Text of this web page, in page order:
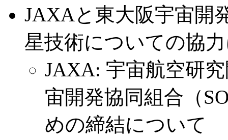
JAXAと東大阪宇宙開
星技術についての協
JAXA: 宇宙航空研
宙開発協同組合（
めの締結について